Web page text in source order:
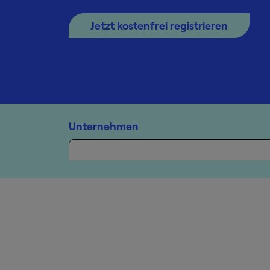
Jetzt kostenfrei registrieren
Unternehmen